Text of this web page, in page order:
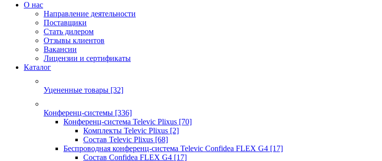
О нас
Направление деятельности
Поставщики
Стать дилером
Отзывы клиентов
Вакансии
Лицензии и сертификаты
Каталог
Уцененные товары [32]
Конференц-системы [336]
Конференц-система Televic Plixus [70]
Комплекты Televic Plixus [2]
Состав Televic Plixus [68]
Беспроводная конференц-система Televic Confidea FLEX G4 [17]
Состав Confidea FLEX G4 [17]